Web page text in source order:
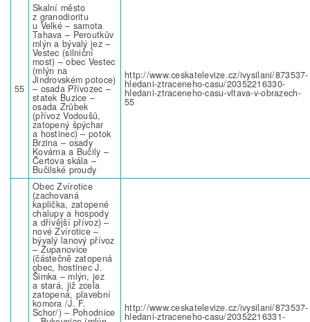
55
Skalní město
z granodioritu
u Velké – samota
Tahava – Peroutkův
mlýn a bývalý jez –
Vestec (silniční
most) – obec Vestec
(mlýn na
Jindrovském potoce)
– osada Přívozec –
statek Buzice –
osada Zrůbek
(přívoz Vodoušů,
zatopený špýchar
a hostinec) – potok
Brzina – osady
Kovárna a Bučily –
Čertova skála –
Bučilské proudy
http://www.ceskatelevize.cz/ivysilani/873537-
hledani-ztraceneho-casu/20352216330-
hledani-ztraceneho-casu-vltava-v-obrazech-
55
Obec Zvírotice
(zachovaná
kaplička, zatopené
chalupy a hospody
a dřívější přívoz) –
nové Zvírotice –
bývalý lanový přívoz
– Županovice
(částečně zatopená
obec, hostinec J.
Šimka – mlýn, jez
a stará, již zcela
zatopená, plavební
komora /J. F.
Schor/) – Pohodnice http://www.ceskatelevize.cz/ivysilani/873537-
hledani-ztraceneho-casu/20352216331-